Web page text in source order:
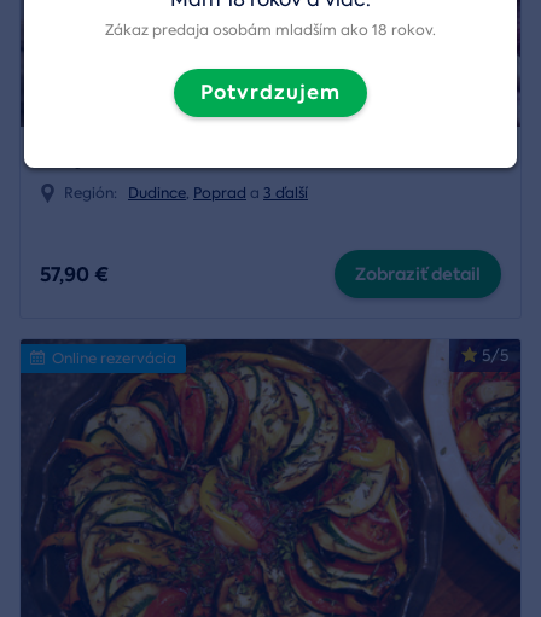
Región: Dudince, Poprad a 3 ďalší
57,90 € Zobraziť detail
5/5
Online rezervácia
Zákaz predaja osobám mladším ako 18 rokov.
Potvrdzujem